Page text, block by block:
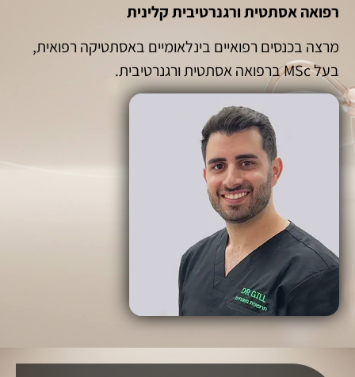
רפואה אסתטית ורגנרטיבית קלינית
מרצה בכנסים רפואיים בינלאומיים באסתטיקה רפואית,
בעל MSc ברפואה אסתטית ורגנרטיבית.